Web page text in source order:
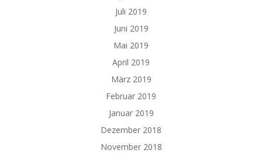
Juli 2019
Juni 2019
Mai 2019
April 2019
März 2019
Februar 2019
Januar 2019
Dezember 2018
November 2018